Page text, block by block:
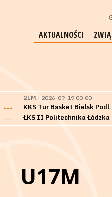
AKTUALNOŚCI
---
---
2LM | 2026-09-19 00:00
KKS Tur
ŁKS II Politechnika Łódzka
U17M